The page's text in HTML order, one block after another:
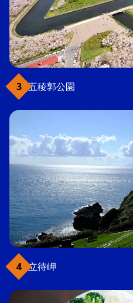
五稜郭公園
立待岬